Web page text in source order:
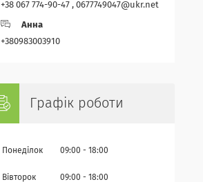
+38 067 774-90-47 , 0677749047@ukr.net
Анна
+380983003910
Графік роботи
Понеділок 09:00 18:00
Вівторок 09:00 18:00